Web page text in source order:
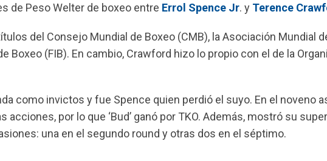
de Peso Welter de boxeo entre Errol Spence Jr. y Terence
del Consejo Mundial de Boxeo (CMB), la Asociación Mundial
Boxeo (FIB). En cambio, Crawford hizo lo propio con el de la
como invictos y fue Spence quien perdió el suyo. En el noveno
acciones, por lo que ‘Bud’ ganó por TKO. Además, mostró su
una en el segundo round y otras dos en el séptimo.